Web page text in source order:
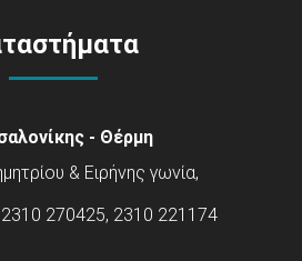
- Θέρμη
& Ειρήνης γωνία,
270425, 2310 221174